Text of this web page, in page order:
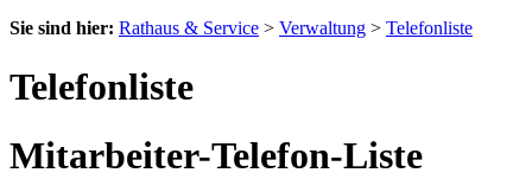
Sie sind hier: Rathaus & Service > Verwaltung > Telefonliste
Telefonliste
Mitarbeiter-Telefon-Liste